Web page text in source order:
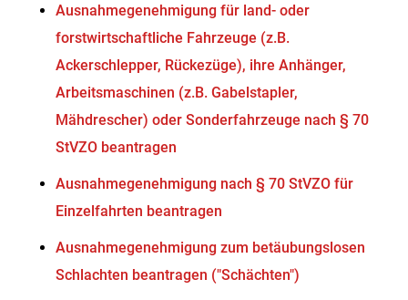
Ausnahmegenehmigung für land- oder
forstwirtschaftliche Fahrzeuge (z.B.
Ackerschlepper, Rückezüge), ihre Anhänger,
Arbeitsmaschinen (z.B. Gabelstapler,
Mähdrescher) oder Sonderfahrzeuge nach § 70
StVZO beantragen
Ausnahmegenehmigung nach § 70 StVZO für
Einzelfahrten beantragen
Ausnahmegenehmigung zum betäubungslosen
Schlachten beantragen ("Schächten")